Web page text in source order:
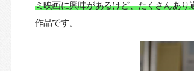
ミ映画に興味があるけど、たくさんあ
作品です。